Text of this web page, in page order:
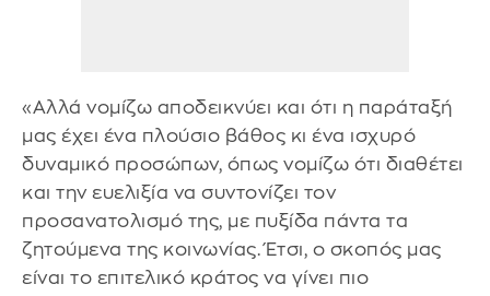
«Αλλά νομίζω αποδεικνύει και ότι η παράταξή
μας έχει ένα πλούσιο βάθος κι ένα ισχυρό
δυναμικό προσώπων, όπως νομίζω ότι διαθέτει
και την ευελιξία να συντονίζει τον
προσανατολισμό της, με πυξίδα πάντα τα
ζητούμενα της κοινωνίας. Έτσι, ο σκοπός μας
είναι το επιτελικό κράτος να γίνει πιο